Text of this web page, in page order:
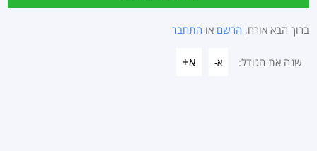
ברוך הבא אורח, הרשם או התחבר
שנה את הגודל: א- א+